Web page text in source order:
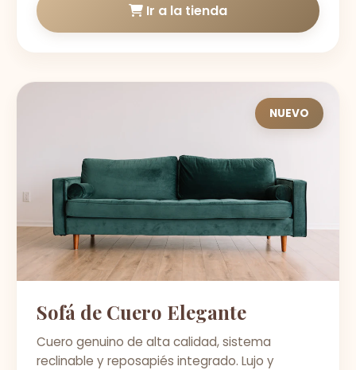
Ir a la tienda
NUEVO
Sofá de Cuero Elegante
Cuero genuino de alta calidad, sistema
reclinable y reposapiés integrado. Lujo y